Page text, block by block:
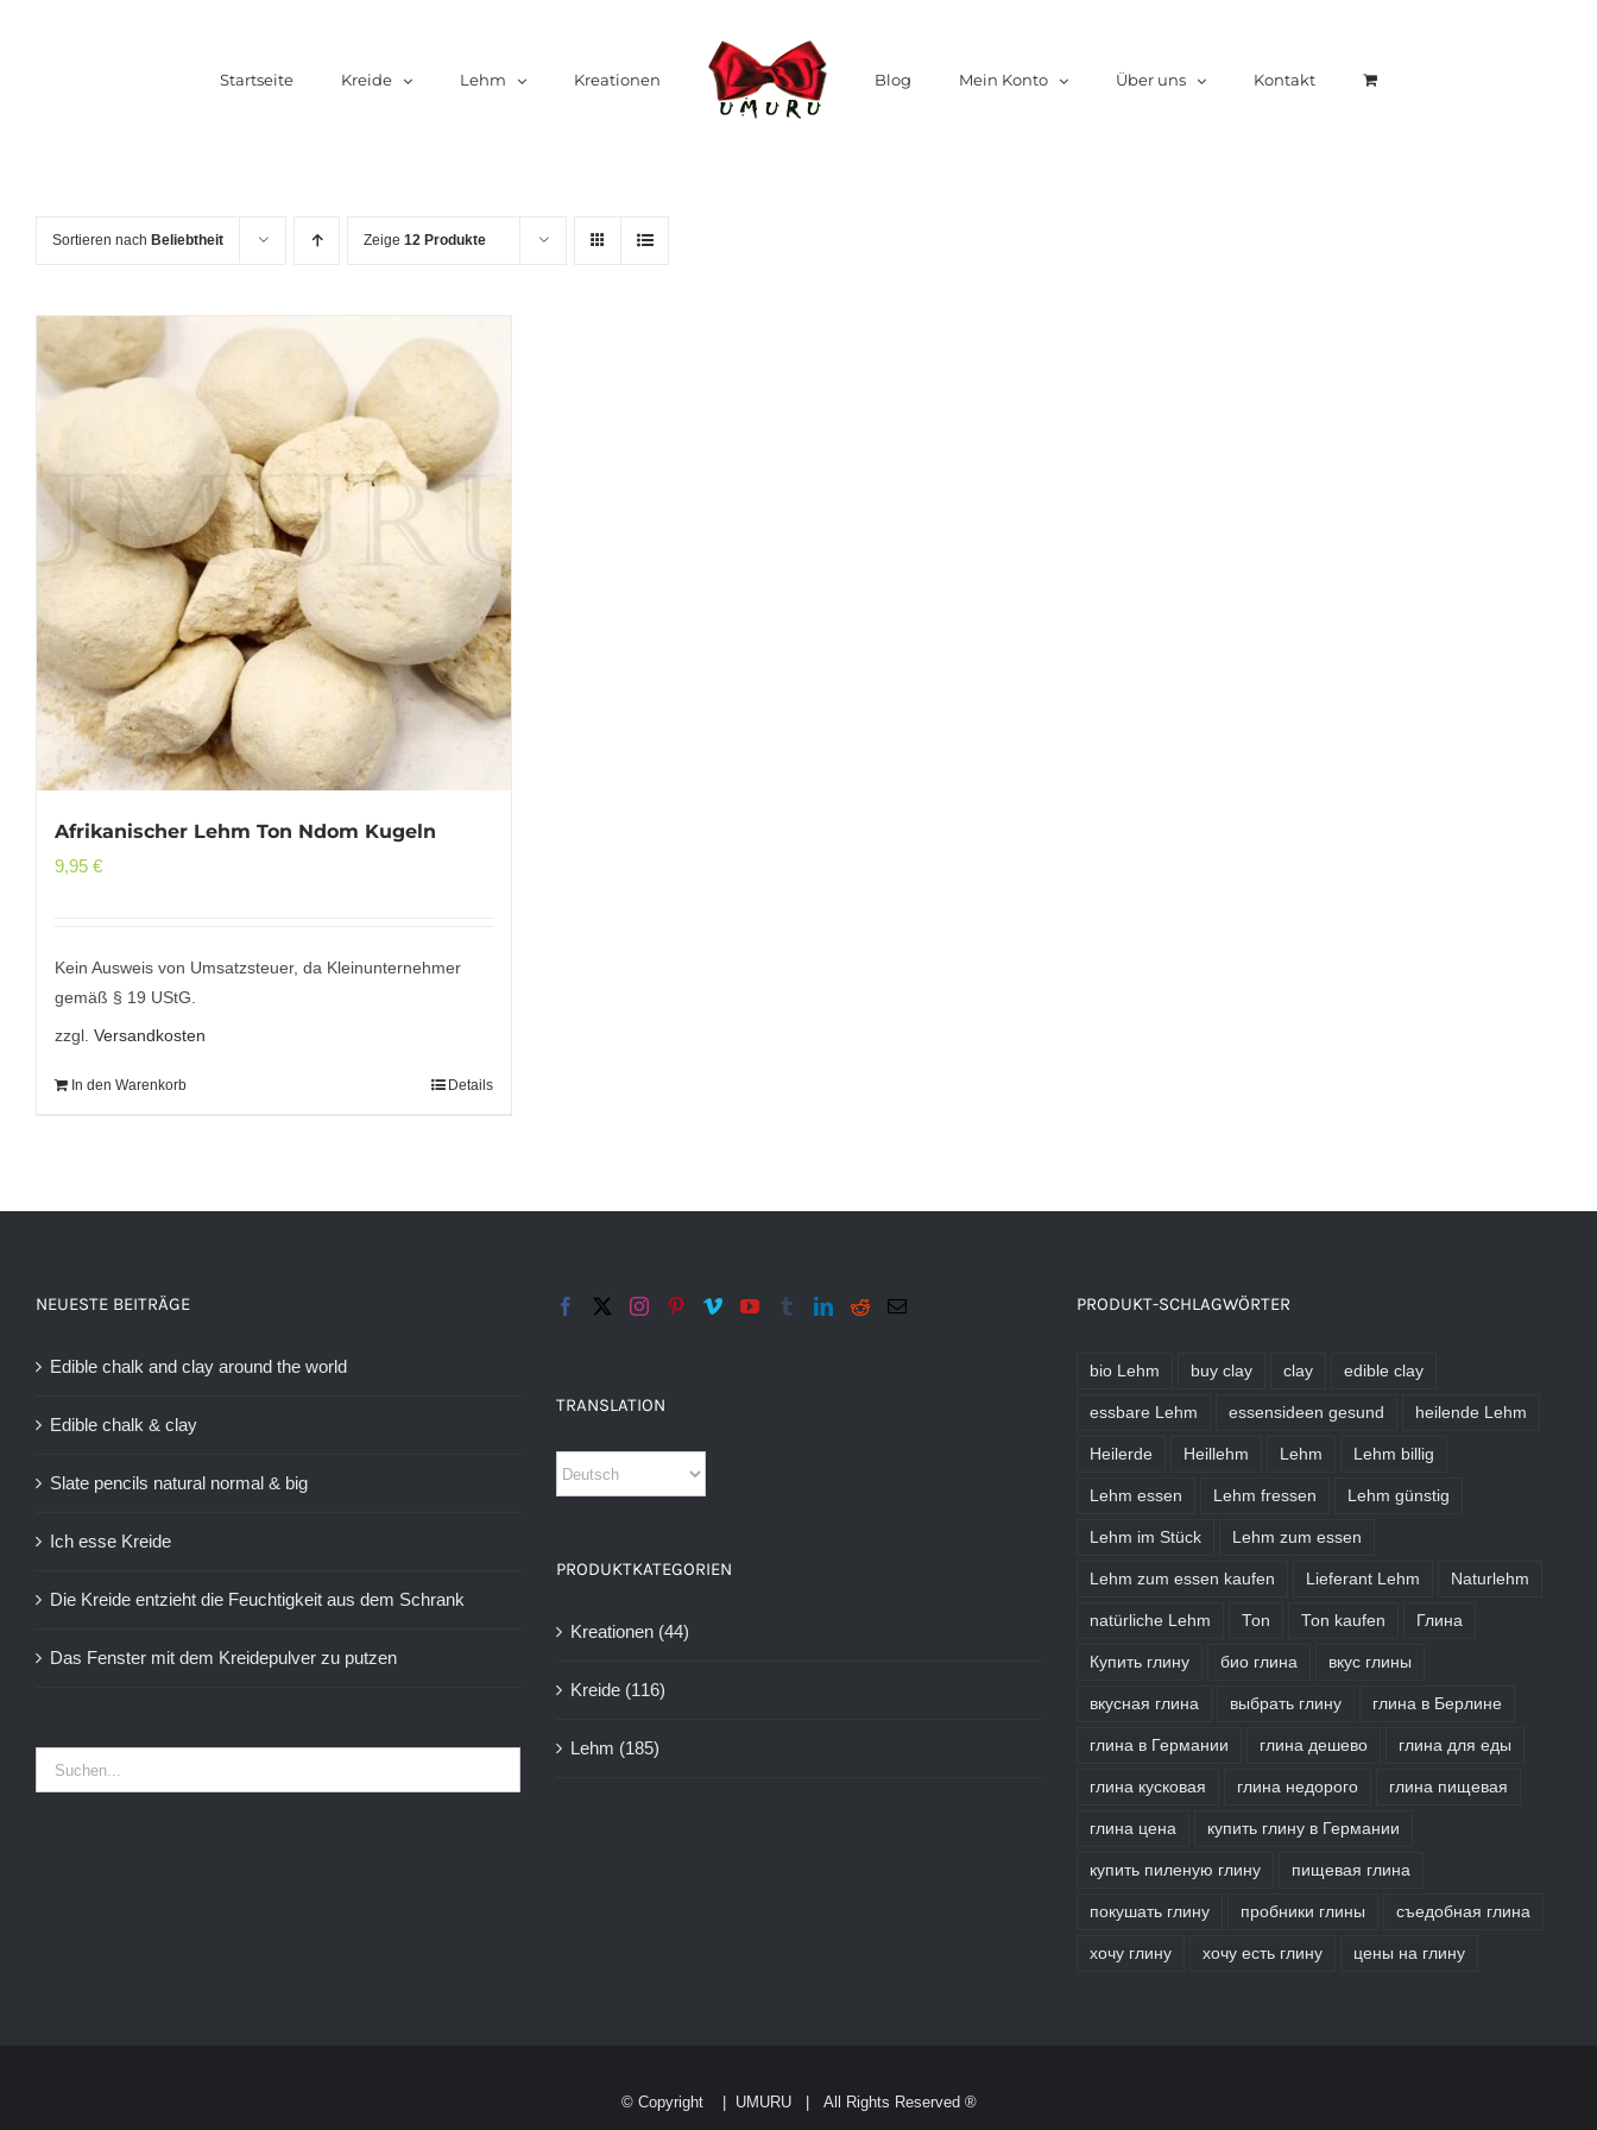
Startseite Kreide Lehm Kreationen Blog Mein Konto Über uns Kontakt
Sortieren nach Beliebtheit Zeige 12 Produkte
Afrikanischer Lehm Ton Ndom Kugeln
9,95 €
Kein Ausweis von Umsatzsteuer, da Kleinunternehmer
gemäß § 19 UStG.
zzgl. Versandkosten
In den Warenkorb Details
NEUESTE BEITRÄGE
Edible chalk and clay around the world
Edible chalk & clay
Slate pencils natural normal & big
Ich esse Kreide
Die Kreide entzieht die Feuchtigkeit aus dem Schrank
Das Fenster mit dem Kreidepulver zu putzen
TRANSLATION
PRODUKTKATEGORIEN
Kreationen (44)
Kreide (116)
Lehm (185)
PRODUKT-SCHLAGWÖRTER
bio Lehm buy clay clay edible clay
essbare Lehm essensideen gesund heilende Lehm
Heilerde Heillehm Lehm Lehm billig
Lehm essen Lehm fressen Lehm günstig
Lehm im Stück Lehm zum essen
Lehm zum essen kaufen Lieferant Lehm Naturlehm
natürliche Lehm Ton Ton kaufen Глина
Купить глину био глина вкус глины
вкусная глина выбрать глину глина в Берлине
глина в Германии глина дешево глина для еды
глина кусковая глина недорого глина пищевая
глина цена купить глину в Германии
купить пиленую глину пищевая глина
покушать глину пробники глины съедобная глина
хочу глину хочу есть глину цены на глину
© Copyright UMURU| All Rights Reserved ®